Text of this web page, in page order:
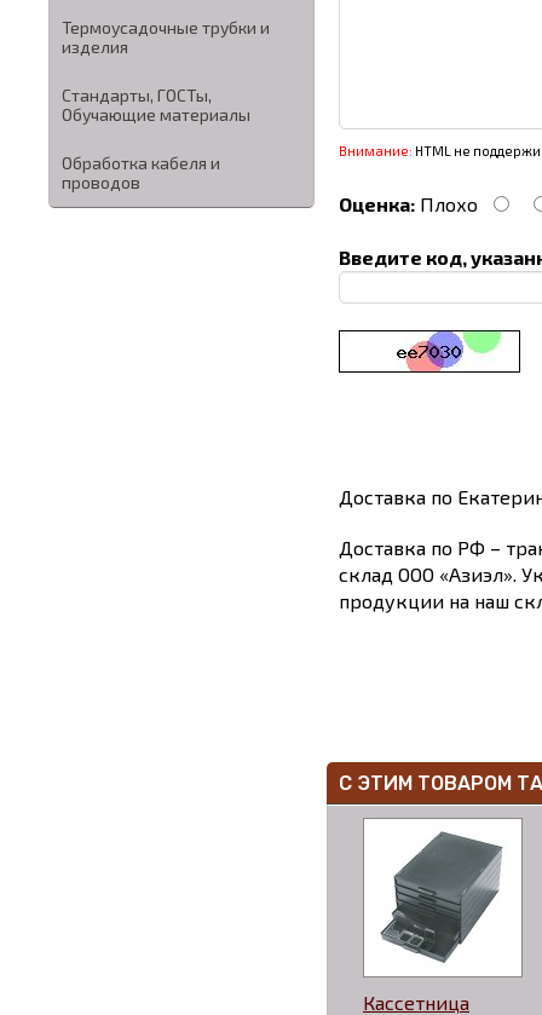
Термоусадочные трубки и
изделия
Стандарты, ГОСТы,
Обучающие материалы
Обработка кабеля и
проводов
Внимание: HTML не
Оценка: Плохо
Введите код,
Доставка по
Доставка по РФ –
склад ООО «Азиэл».
продукции на наш
С ЭТИМ ТОВАРОМ
Кассетница